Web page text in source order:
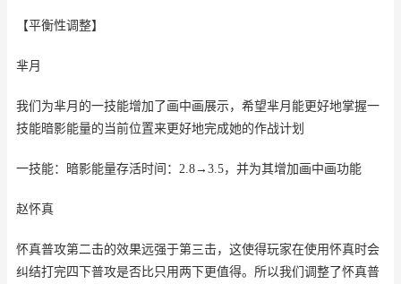
【平衡性调整】
芈月
我们为芈月的一技能增加了画中画展示，希望芈月能更好地掌握一
技能暗影能量的当前位置来更好地完成她的作战计划
一技能：暗影能量存活时间：2.8→3.5，并为其增加画中画功能
赵怀真
怀真普攻第二击的效果远强于第三击，这使得玩家在使用怀真时会
纠结打完四下普攻是否比只用两下更值得。所以我们调整了怀真普